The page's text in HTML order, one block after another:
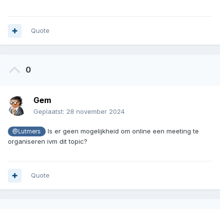
Quote
0
Gem
Geplaatst: 28 november 2024
@Lutmers
Is er geen mogelijkheid om online een meeting te
organiseren ivm dit topic?
Quote